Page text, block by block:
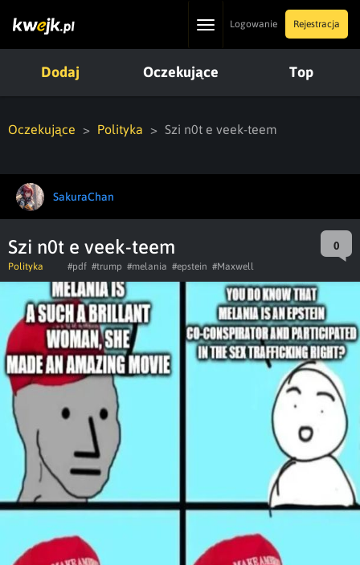
ToggleLogowanie Rejestracja
Dodaj Oczekujące Top
Oczekujące Polityka Szi n0t e veek-teem
SakuraChan
Szi n0t e veek-teem 0
Polityka #pdf #trump #melania #epstein #Maxwell